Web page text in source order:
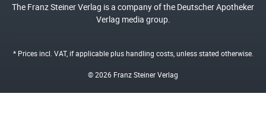
The Franz Steiner Verlag is a company of the Deutscher Apotheker
Verlag media group.
* Prices incl. VAT, if applicable plushandling costs, unless stated otherwise.
© 2026 Franz Steiner Verlag